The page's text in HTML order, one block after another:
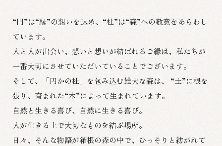
“円”は“縁”の想いを込め、“杜”は“森”への敬意をあらわし
ています。
人と人が出会い、想いと想いが結ばれるご縁は、私たちが
一番大切にさせていただいていることでございます。
そして、「円かの杜」を包み込む雄大な森は、
“土”に根を
張り、育まれた“木”によって生まれています。
自然と生きる喜び、自然に生きる喜び。
人が生きる上で大切なものを結ぶ場所。
日々、そんな物語が箱根の森の中で、ひっそりと紡がれて